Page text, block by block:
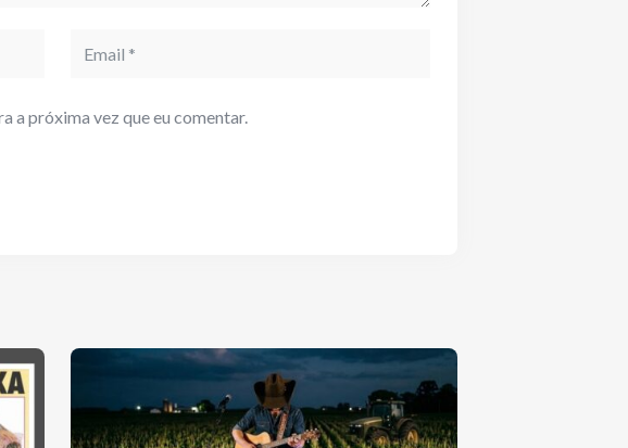
a próxima vez que eu comentar.